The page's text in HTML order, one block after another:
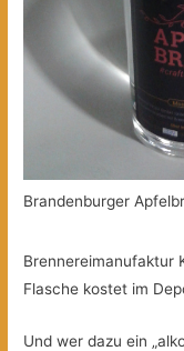
Brandenburger
Brennereimanufaktur
Flasche kostet im
Und wer dazu ein